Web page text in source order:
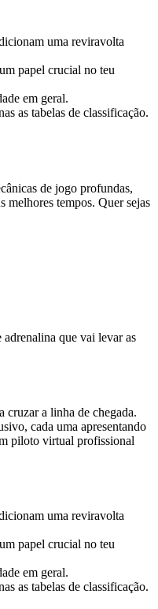
uma reviravolta
papel crucial no teu
em geral.
as tabelas de classificação.
de jogo profundas,
melhores tempos. Quer sejas
que vai levar as
cruzar a linha de chegada.
cada uma apresentando
piloto virtual profissional
uma reviravolta
papel crucial no teu
em geral.
as tabelas de classificação.